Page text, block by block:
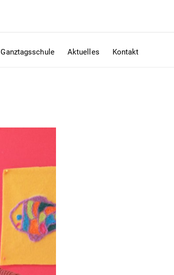
Ganztagsschule Aktuelles Kontakt